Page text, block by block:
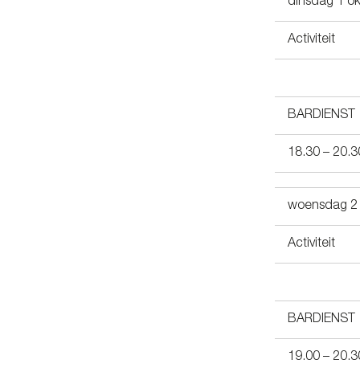
dinsdag 1
Activiteit
BARDIENST
18.30 –
woensdag
Activiteit
BARDIENST
19.00 –